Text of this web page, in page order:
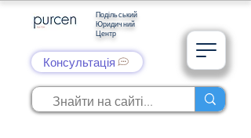
Подільський
Юридичний
Центр
Консультація